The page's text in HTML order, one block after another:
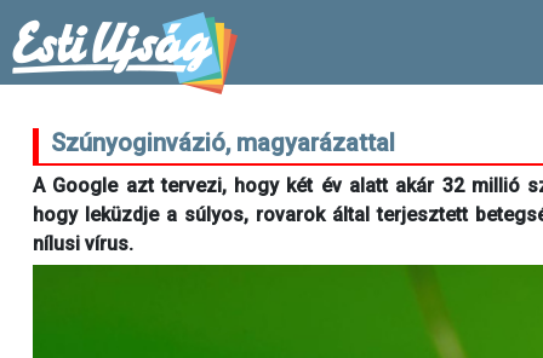
Szúnyoginvázió, magyarázattal
A Google azt tervezi, hogy két év alatt akár 32 millió
hogy leküzdje a súlyos, rovarok által terjesztett
nílusi vírus.